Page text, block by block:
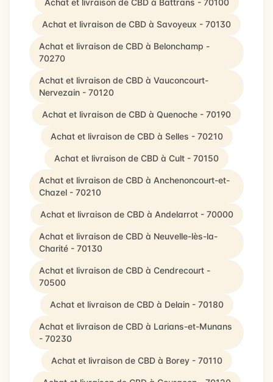
Achat et livraison de CBD à Battrans - 70100
Achat et livraison de CBD à Savoyeux - 70130
Achat et livraison de CBD à Belonchamp -
70270
Achat et livraison de CBD à Vauconcourt-
Nervezain - 70120
Achat et livraison de CBD à Quenoche - 70190
Achat et livraison de CBD à Selles - 70210
Achat et livraison de CBD à Cult - 70150
Achat et livraison de CBD à Anchenoncourt-et-
Chazel - 70210
Achat et livraison de CBD à Andelarrot - 70000
Achat et livraison de CBD à Neuvelle-lès-la-
Charité - 70130
Achat et livraison de CBD à Cendrecourt -
70500
Achat et livraison de CBD à Delain - 70180
Achat et livraison de CBD à Larians-et-Munans
- 70230
Achat et livraison de CBD à Borey - 70110